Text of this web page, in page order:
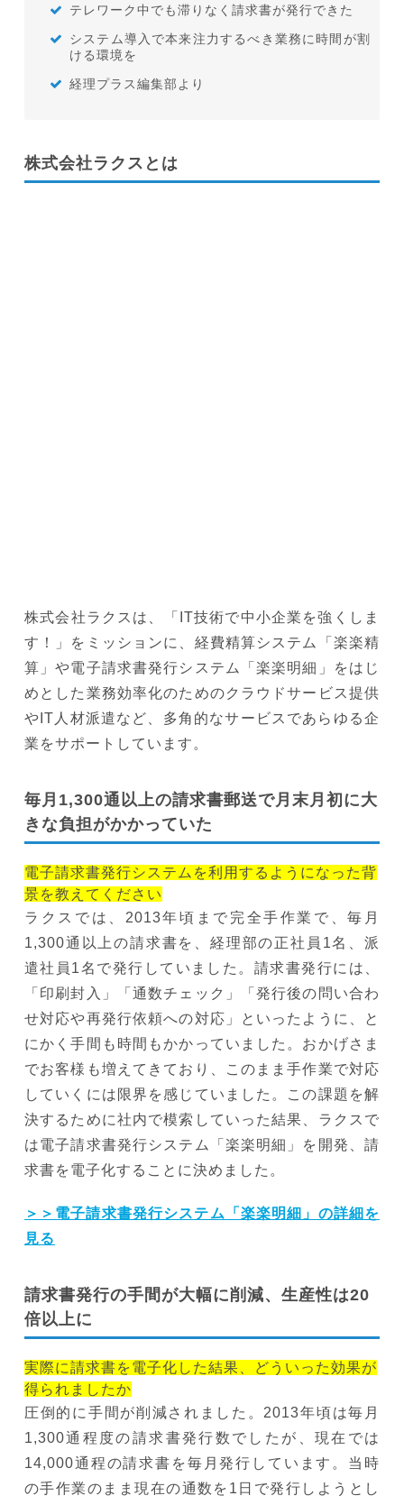
テレワーク中でも滞りなく請求書が発行できた
システム導入で本来注力するべき業務に時間が割
ける環境を
経理プラス編集部より
株式会社ラクスとは
株式会社ラクスは、「IT技術で中小企業を強くしま
す！」をミッションに、経費精算システム「楽楽精
算」や電子請求書発行システム「楽楽明細」をはじ
めとした業務効率化のためのクラウドサービス提供
やIT人材派遣など、多角的なサービスであらゆる企
業をサポートしています。
毎月1,300通以上の請求書郵送で月末月初に大
きな負担がかかっていた
電子請求書発行システムを利用するようになった背
景を教えてください
ラクスでは、2013年頃まで完全手作業で、毎月
1,300通以上の請求書を、経理部の正社員1名、派
遣社員1名で発行していました。請求書発行には、
「印刷封入」「通数チェック」「発行後の問い合わ
せ対応や再発行依頼への対応」といったように、と
にかく手間も時間もかかっていました。おかげさま
でお客様も増えてきており、このまま手作業で対応
していくには限界を感じていました。この課題を解
決するために社内で模索していった結果、ラクスで
は電子請求書発行システム「楽楽明細」を開発、請
求書を電子化することに決めました。
＞＞電子請求書発行システム「楽楽明細」の詳細を
見る
請求書発行の手間が大幅に削減、生産性は20
倍以上に
実際に請求書を電子化した結果、どういった効果が
得られましたか
圧倒的に手間が削減されました。2013年頃は毎月
1,300通程度の請求書発行数でしたが、現在では
14,000通程の請求書を毎月発行しています。当時
の手作業のまま現在の通数を1日で発行しようとし